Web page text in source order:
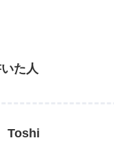
た人
Toshi